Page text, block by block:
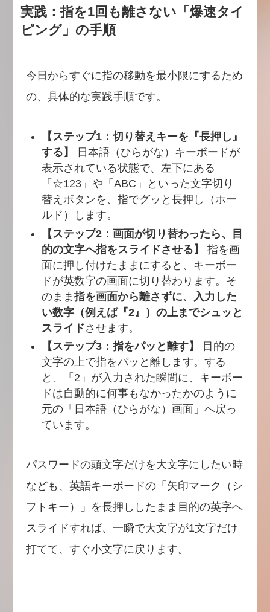
実践：指を1回も離さない「爆速タイ
ピング」の手順
今日からすぐに指の移動を最小限にするため
の、具体的な実践手順です。
【ステップ1：切り替えキーを『長押し』
する】
日本語（ひらがな）キーボードが
表示されている状態で、左下にある
「☆123」や「ABC」といった文字切り
替えボタンを、指でグッと長押し（ホー
ルド）します。
【ステップ2：画面が切り替わったら、目
的の文字へ指をスライドさせる】
指を画
面に押し付けたままにすると、キーボー
ドが英数字の画面に切り替わります。そ
のまま指を画面から離さずに、入力した
い数字（例えば『2』）の上までシュッと
スライドさせます。
【ステップ3：指をパッと離す】
目的の
文字の上で指をパッと離します。する
と、「2」が入力された瞬間に、キーボー
ドは自動的に何事もなかったかのように
元の「日本語（ひらがな）画面」へ戻っ
ています。
パスワードの頭文字だけを大文字にしたい時
なども、英語キーボードの「矢印マーク（シ
フトキー）」を長押ししたまま目的の英字へ
スライドすれば、一瞬で大文字が1文字だけ
打てて、すぐ小文字に戻ります。